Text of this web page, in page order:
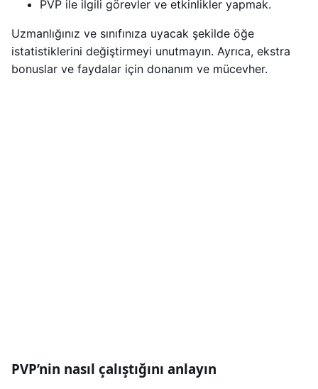
PVP ile ilgili görevler ve etkinlikler yapmak.
Uzmanlığınız ve sınıfınıza uyacak şekilde öğe
istatistiklerini değiştirmeyi unutmayın. Ayrıca, ekstra
bonuslar ve faydalar için donanım ve mücevher.
PVP’nin nasıl çalıştığını anlayın